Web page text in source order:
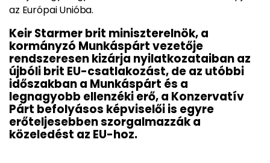
az Európai Unióba.
Keir Starmer brit miniszterelnök, a
kormányzó Munkáspárt vezetője
rendszeresen kizárja nyilatkozataiban az
újbóli brit EU-csatlakozást, de az utóbbi
időszakban a Munkáspárt és a
legnagyobb ellenzéki erő, a Konzervatív
Párt befolyásos képviselői is egyre
erőteljesebben szorgalmazzák a
közeledést az EU-hoz.